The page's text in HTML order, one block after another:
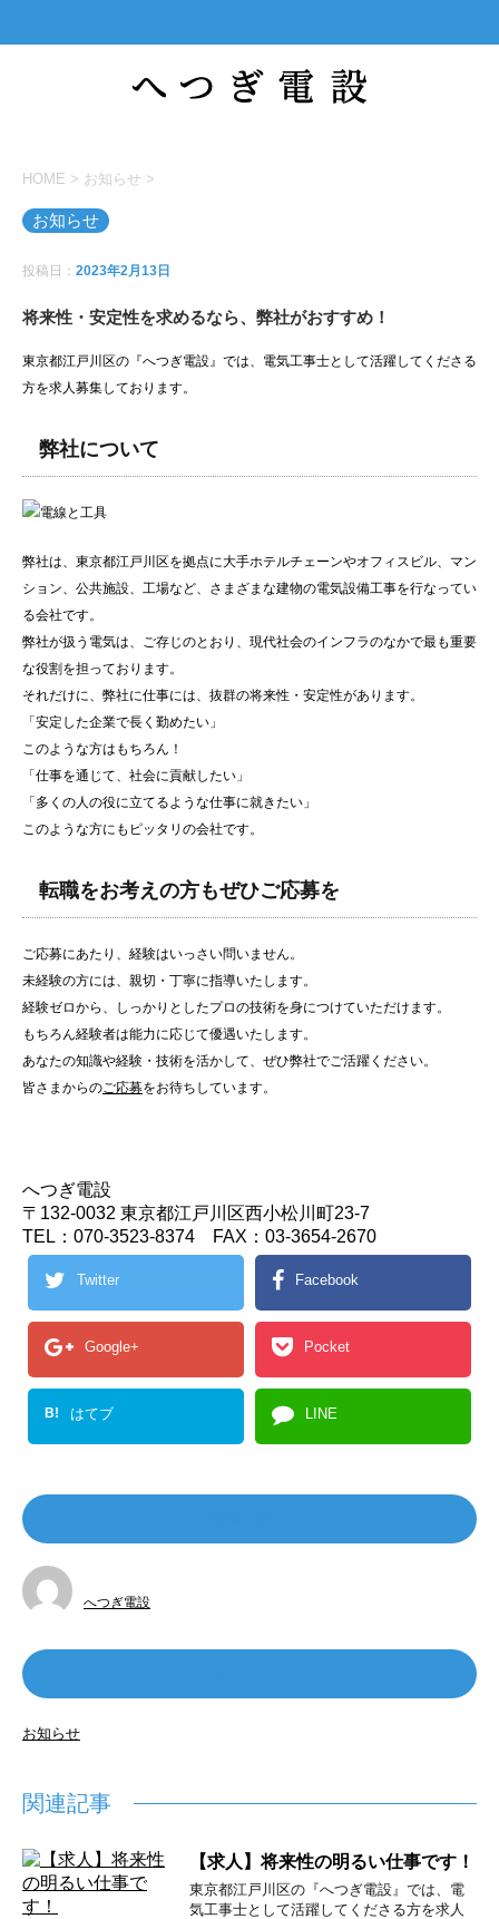
HOME > お知らせ >
お知らせ
投稿日： 2023年2月13日
将来性・安定性を求めるなら、弊社がおすすめ！
東京都江戸川区の『へつぎ電設』では、電気工事士として活躍してくださる
方を求人募集しております。
弊社について
弊社は、東京都江戸川区を拠点に大手ホテルチェーンやオフィスビル、マン
ション、公共施設、工場など、さまざまな建物の電気設備工事を行なってい
る会社です。
弊社が扱う電気は、ご存じのとおり、現代社会のインフラのなかで最も重要
な役割を担っております。
それだけに、弊社に仕事には、抜群の将来性・安定性があります。
「安定した企業で長く勤めたい」
このような方はもちろん！
「仕事を通じて、社会に貢献したい」
「多くの人の役に立てるような仕事に就きたい」
このような方にもピッタリの会社です。
転職をお考えの方もぜひご応募を
ご応募にあたり、経験はいっさい問いません。
未経験の方には、親切・丁寧に指導いたします。
経験ゼロから、しっかりとしたプロの技術を身につけていただけます。
もちろん経験者は能力に応じて優遇いたします。
あなたの知識や経験・技術を活かして、ぜひ弊社でご活躍ください。
皆さまからのご応募をお待ちしています。
へつぎ電設
〒132-0032 東京都江戸川区西小松川町23-7
TEL：070-3523-8374 FAX：03-3654-2670
Twitter Facebook
Google+ Pocket
B! はてブ LINE
へつぎ電設
お知らせ
関連記事
【求人】将来性の明るい仕事です！
東京都江戸川区の『へつぎ電設』では、電
気工事士として活躍してくださる方を求人